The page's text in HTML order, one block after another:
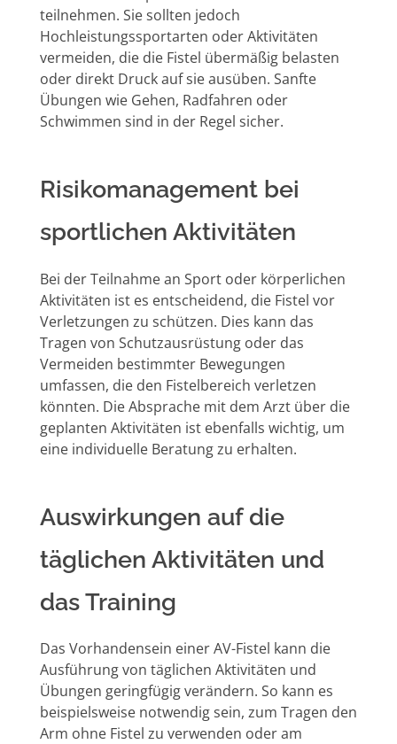
teilnehmen. Sie sollten jedoch
Hochleistungssportarten oder Aktivitäten
vermeiden, die die Fistel übermäßig belasten
oder direkt Druck auf sie ausüben. Sanfte
Übungen wie Gehen, Radfahren oder
Schwimmen sind in der Regel sicher.
Risikomanagement bei
sportlichen Aktivitäten
Bei der Teilnahme an Sport oder körperlichen
Aktivitäten ist es entscheidend, die Fistel vor
Verletzungen zu schützen. Dies kann das
Tragen von Schutzausrüstung oder das
Vermeiden bestimmter Bewegungen
umfassen, die den Fistelbereich verletzen
könnten. Die Absprache mit dem Arzt über die
geplanten Aktivitäten ist ebenfalls wichtig, um
eine individuelle Beratung zu erhalten.
Auswirkungen auf die
täglichen Aktivitäten und
das Training
Das Vorhandensein einer AV-Fistel kann die
Ausführung von täglichen Aktivitäten und
Übungen geringfügig verändern. So kann es
beispielsweise notwendig sein, zum Tragen den
Arm ohne Fistel zu verwenden oder am